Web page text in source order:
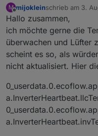
M
Offline
mijokleinschrieb am 3.
zuletzt editiert
Hallo zusammen,
ich möchte gerne die
überwachen und Lüfter
scheint es so, als
nicht aktualisiert. Hier